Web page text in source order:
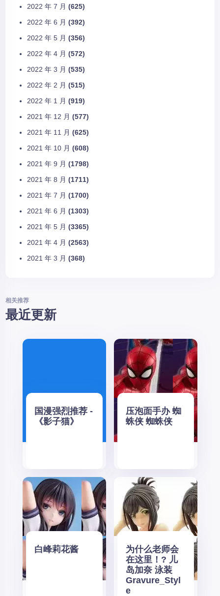
2022 年 7 月 (625)
2022 年 6 月 (392)
2022 年 5 月 (356)
2022 年 4 月 (572)
2022 年 3 月 (535)
2022 年 2 月 (515)
2022 年 1 月 (919)
2021 年 12 月 (577)
2021 年 11 月 (625)
2021 年 10 月 (608)
2021 年 9 月 (1798)
2021 年 8 月 (1711)
2021 年 7 月 (1700)
2021 年 6 月 (1303)
2021 年 5 月 (3365)
2021 年 4 月 (2563)
2021 年 3 月 (368)
相关推荐
最近更新
国漫强烈推荐 -
《影子猫》
压泡面手办 蜘
蛛侠 蜘蛛侠
白峰莉花酱
为什么老师会
在这里！? 儿
岛加奈 泳装
Gravure_Styl
e